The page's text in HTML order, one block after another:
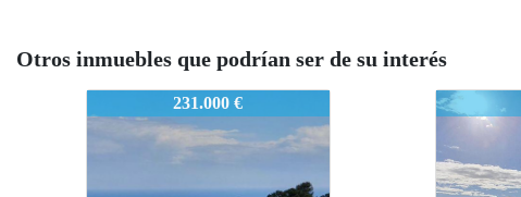
Otros inmuebles que podrían ser de su interés
231.000 € 2423-FB